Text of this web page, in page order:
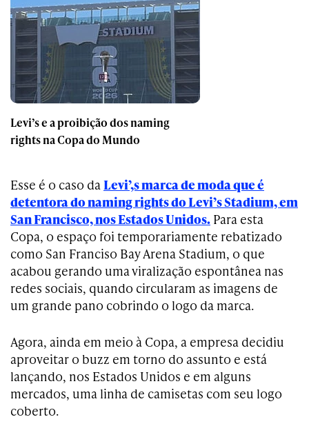
Levi’s e a proibição dos naming
rights na Copa do Mundo
Esse é o caso da Levi’,s marca de moda que é
detentora do naming rights do Levi’s Stadium, em
San Francisco, nos Estados Unidos. Para esta
Copa, o espaço foi temporariamente rebatizado
como San Franciso Bay Arena Stadium, o que
acabou gerando uma viralização espontânea nas
redes sociais, quando circularam as imagens de
um grande pano cobrindo o logo da marca.
Agora, ainda em meio à Copa, a empresa decidiu
aproveitar o buzz em torno do assunto e está
lançando, nos Estados Unidos e em alguns
mercados, uma linha de camisetas com seu logo
coberto.